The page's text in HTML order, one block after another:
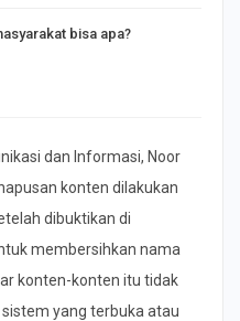
bisa apa?
dan Informasi, Noor
konten dilakukan
dibuktikan di
membersihkan nama
konten-konten itu tidak
yang terbuka atau